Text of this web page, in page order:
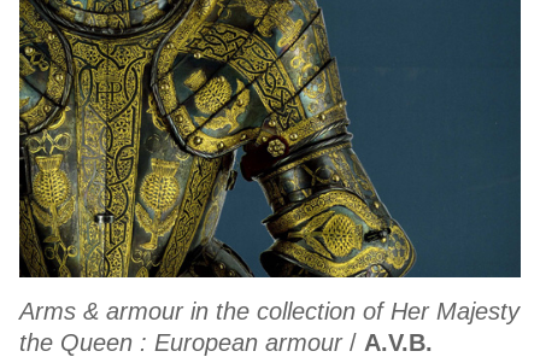
Arms & armour in the collection of Her Majesty
the Queen : European armour/ A.V.B.